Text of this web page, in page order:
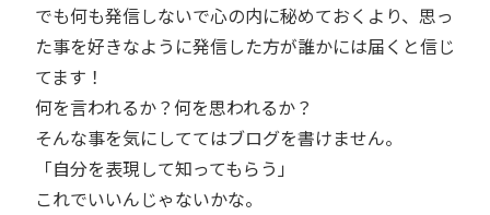
でも何も発信しないで心の内に秘めておくより、思っ
た事を好きなように発信した方が誰かには届くと信じ
てます！
何を言われるか？何を思われるか？
そんな事を気にしててはブログを書けません。
「自分を表現して知ってもらう」
これでいいんじゃないかな。